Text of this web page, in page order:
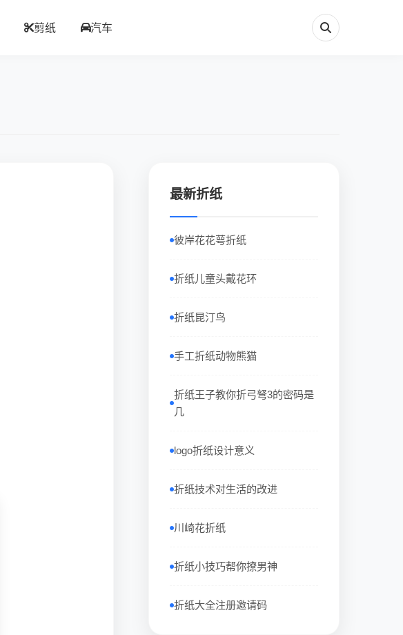
剪纸 汽车
最新折纸
彼岸花花萼折纸
折纸儿童头戴花环
折纸昆汀鸟
手工折纸动物熊猫
折纸王子教你折弓弩3的密码是
几
logo折纸设计意义
折纸技术对生活的改进
川崎花折纸
折纸小技巧帮你撩男神
折纸大全注册邀请码